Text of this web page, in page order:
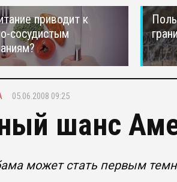
приводит к
сосудистым
05.06.2008 09:25
шанс
может стать первым